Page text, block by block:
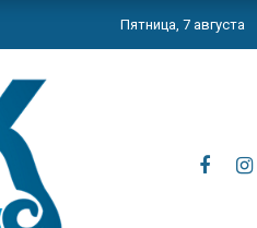
Пятница, 7 августа